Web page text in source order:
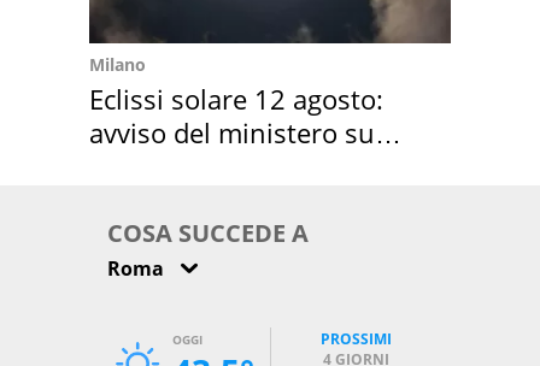
Milano
Eclissi solare 12 agosto:
avviso del ministero su